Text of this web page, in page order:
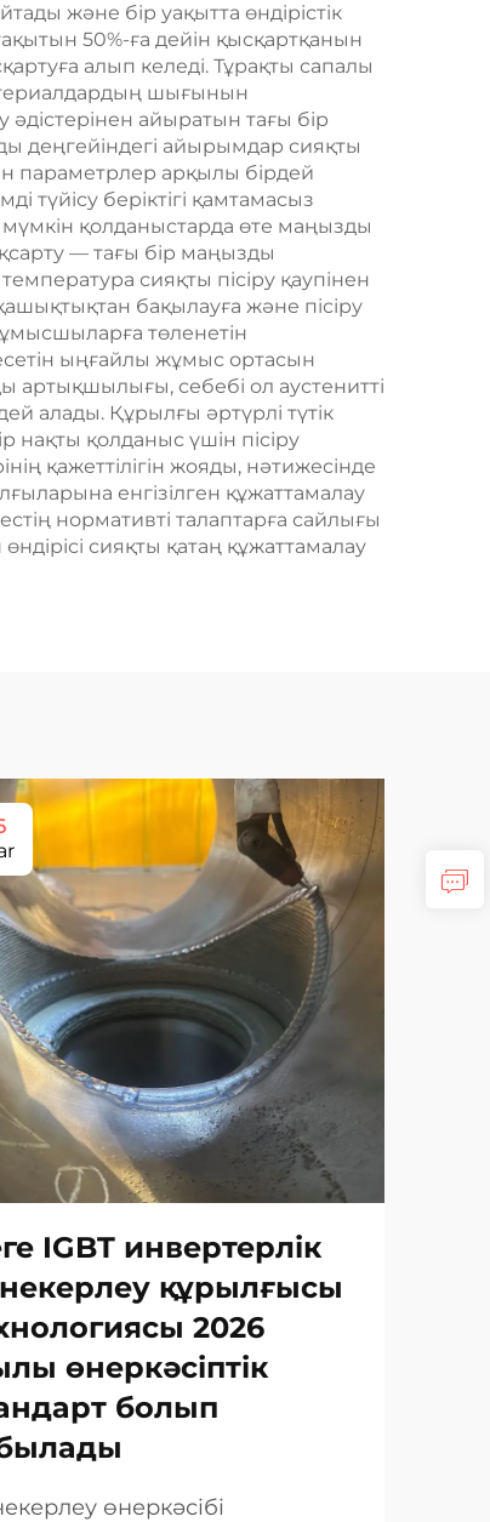
және бір уақытта өндірістік
50%-ға дейін қысқартқанын
алып келеді. Тұрақты сапалы
шығынын
әдістерінен айыратын тағы бір
деңгейіндегі айырымдар сияқты
параметрлер арқылы бірдей
түйісу беріктігі қамтамасыз
мүмкін қолданыстарда өте маңызды
— тағы бір маңызды
сияқты пісіру қаупінен
бақылауға және пісіру
төленетін
ыңғайлы жұмыс ортасын
артықшылығы, себебі ол аустенитті
алады. Құрылғы әртүрлі түтік
қолданыс үшін пісіру
қажеттілігін жояды, нәтижесінде
енгізілген құжаттамалау
нормативті талаптарға сайлығы
сияқты қатаң құжаттамалау
IGBT инвертерлік
құрылғысы
2026
өнеркәсіптік
болып
өнеркәсібі